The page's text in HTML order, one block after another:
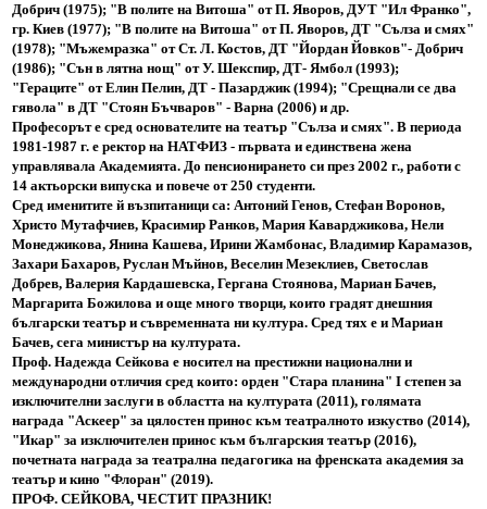
Добрич (1975); "В полите на Витоша" от П. Яворов, ДУТ "Ил Франко",
гр. Киев (1977); "В полите на Витоша" от П. Яворов, ДТ "Сълза и смях"
(1978); "Мъжемразка" от Ст. Л. Костов, ДТ "Йордан Йовков"- Добрич
(1986); "Сън в лятна нощ" от У. Шекспир, ДТ- Ямбол (1993);
"Гераците" от Елин Пелин, ДТ - Пазарджик (1994); "Срещнали се два
гявола" в ДТ "Стоян Бъчваров" - Варна (2006) и др.
Професорът е сред основателите на театър "Сълза и смях". В периода
1981-1987 г. е ректор на НАТФИЗ - първата и единствена жена
управлявала Академията. До пенсионирането си през 2002 г., работи с
14 актьорски випуска и повече от 250 студенти.
Сред именитите й възпитаници са: Антоний Генов, Стефан Воронов,
Христо Мутафчиев, Красимир Ранков, Мария Каварджикова, Нели
Монеджикова, Янина Кашева, Ирини Жамбонас, Владимир Карамазов,
Захари Бахаров, Руслан Мъйнов, Веселин Мезеклиев, Светослав
Добрев, Валерия Кардашевска, Гергана Стоянова, Мариан Бачев,
Маргарита Божилова и още много творци, които градят днешния
български театър и съвременната ни култура. Сред тях е и Мариан
Бачев, сега министър на културата.
Проф. Надежда Сейкова е носител на престижни национални и
международни отличия сред които: орден "Стара планина" I степен за
изключителни заслуги в областта на културата (2011), голямата
награда "Аскеер" за цялостен принос към театралното изкуство (2014),
"Икар" за изключителен принос към българския театър (2016),
почетната награда за театрална педагогика на френската академия за
театър и кино "Флоран" (2019).
ПРОФ. СЕЙКОВА, ЧЕСТИТ ПРАЗНИК!